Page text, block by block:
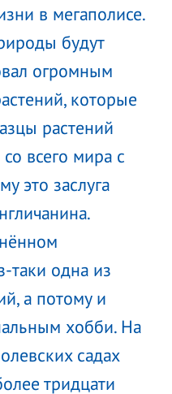
в мегаполисе.
будут
огромным
которые
растений
всего мира с
это заслуга
таки одна из
а потому и
хобби. На
садах
тридцати